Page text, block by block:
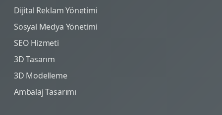
Dijital Reklam Yönetimi
Sosyal Medya Yönetimi
SEO Hizmeti
3D Tasarım
3D Modelleme
Ambalaj Tasarımı